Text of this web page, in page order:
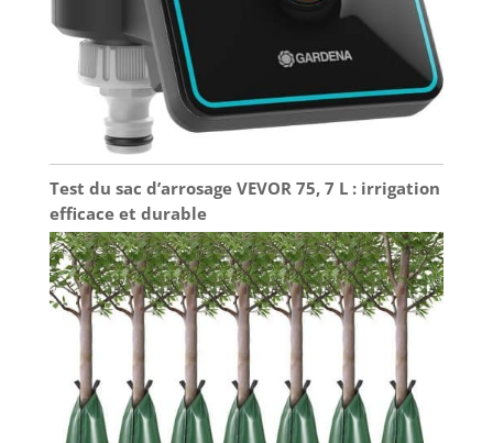
Test du sac d’arrosage VEVOR 75, 7 L : irrigation
efficace et durable